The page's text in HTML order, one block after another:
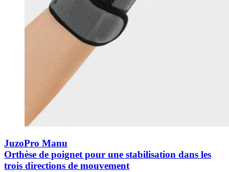
JuzoPro Manu
Orthèse de poignet pour une stabilisation dans les
trois directions de mouvement